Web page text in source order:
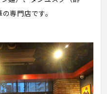
専門店です。